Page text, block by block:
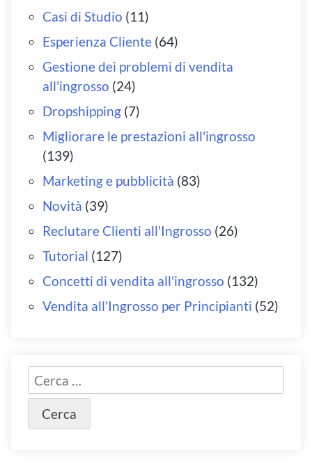
Casi di Studio (11)
Esperienza Cliente(64)
Gestione dei problemi di vendita
all'ingrosso (24)
Dropshipping(7)
Migliorare le prestazioni all'ingrosso
(139)
Marketing e pubblicità (83)
Novità (39)
Reclutare Clienti all'Ingrosso (26)
Tutorial (127)
Concetti di vendita all'ingrosso (132)
Vendita all'Ingrosso per Principianti (52)